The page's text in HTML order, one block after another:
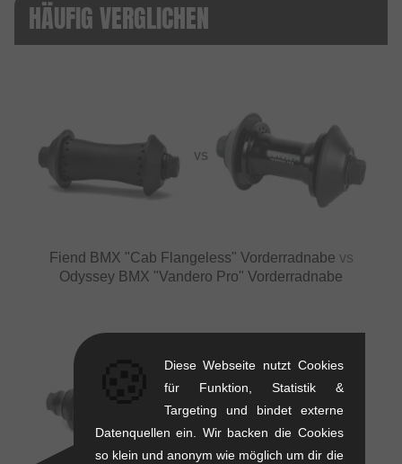
HÄUFIG VERGLICHEN
VS
Fiend BMX "Cab Flangeless" Vorderradnabe vs
Odyssey BMX "Vandero Pro" Vorderradnabe
VS
Diese Webseite nutzt Cookies
für Funktion, Statistik &
Targeting und bindet externe
Datenquellen ein. Wir backen die Cookies
so klein und anonym wie möglich um dir die